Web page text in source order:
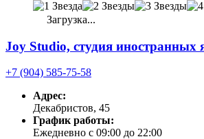
Загрузка...
Joy Studio, студия иностранных
+7 (904) 585-75-58
Адрес:
Декабристов, 45
График работы:
Ежедневно с 09:00 до 22:00